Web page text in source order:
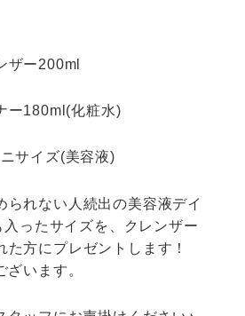
ザー200ml
ー180ml(化粧水)
サイズ(美容液)
られない人続出の美容液デイ
ったサイズを、クレンザー
た方にプレゼントします！
います。